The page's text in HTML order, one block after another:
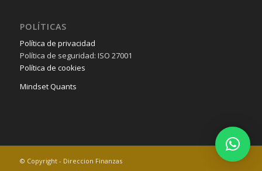
POLÍTICAS
Política de privacidad
Política de seguridad: ISO 27001
Política de cookies
Mindset Quants
© Copyright - Direccion Finanzas